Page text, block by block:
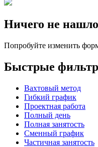
Ничего не
Попробуйте изменить
Быстрые
Вахтовый метод
Гибкий график
Проектная работа
Полный день
Полная занятость
Сменный график
Частичная занятость